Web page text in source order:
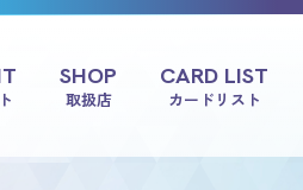
SHOP
取扱店
CARD LIST
カードリスト